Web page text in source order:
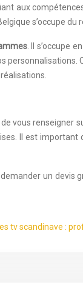
aux
s’occupe du
. Il s’occupe
personnalisations.
vous renseigner
Il est important
un devis
tv scandinave :